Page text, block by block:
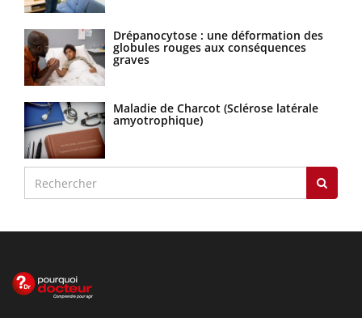
Drépanocytose : une déformation des
globules rouges aux conséquences
graves
Maladie de Charcot (Sclérose latérale
amyotrophique)